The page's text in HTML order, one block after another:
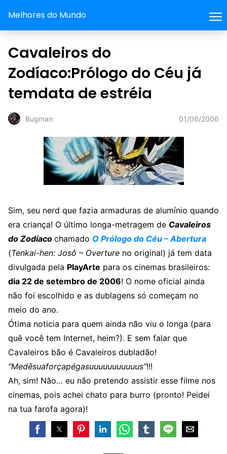
Melhores do Mundo
Cavaleiros do
Zodíaco:Prólogo do Céu já
temdata de estréia
Bugman 01/06/2006
Sim, seu nerd que fazia armaduras de alumínio quando
era criança! O último longa-metragem de Cavaleiros
do Zodíaco chamado O Prólogo do Céu – Abertura
(Tenkai-hen: Josô – Overture no original) já tem data
divulgada pela PlayArte para os cinemas brasileiros:
dia 22 de setembro de 2006! O nome oficial ainda
não foi escolhido e as dublagens só começam no
meio do ano.
Ótima noticia para quem ainda não viu o longa (para
quê você tem Internet, heim?). E sem falar que
Cavaleiros bão é Cavaleiros dubladão!
“Medêsuaforçapégasuuuuuuuuuuus”!!!
Ah, sim! Não… eu não pretendo assistir esse filme nos
cinemas, pois achei chato para burro (pronto! Peidei
na tua farofa agora)!